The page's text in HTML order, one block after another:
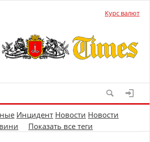
Курс валют
Инцидент Новости Новости
Показать все теги